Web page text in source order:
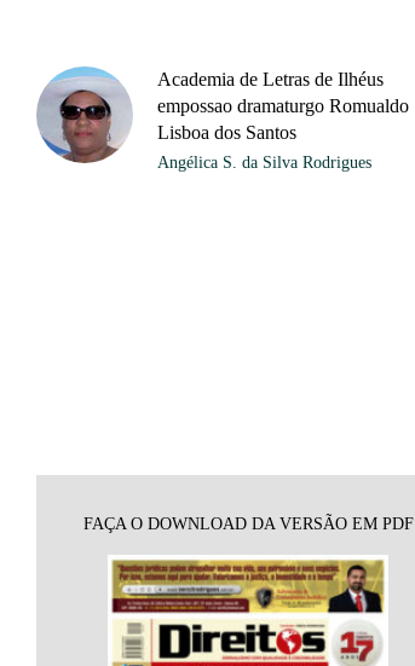
Academia de Letras de Ilhéus
empossao dramaturgo Romualdo
Lisboa dos Santos
Angélica S. da Silva Rodrigues
FAÇA O DOWNLOAD DA VERSÃO EM PDF